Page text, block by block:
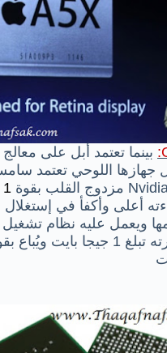
: بينما تعتمد أبل على
اللوحي تعتمد
1 جيجا هرتز
أعلى وأكفأ في إستغلال
ويعمل عليه نظام تشغيل
3.1 كما أن ذاكرته تبلغ 1 جيجا